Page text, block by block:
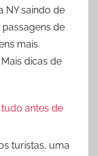
NY saindo de
de
mais
dicas de
antes de
turistas, uma